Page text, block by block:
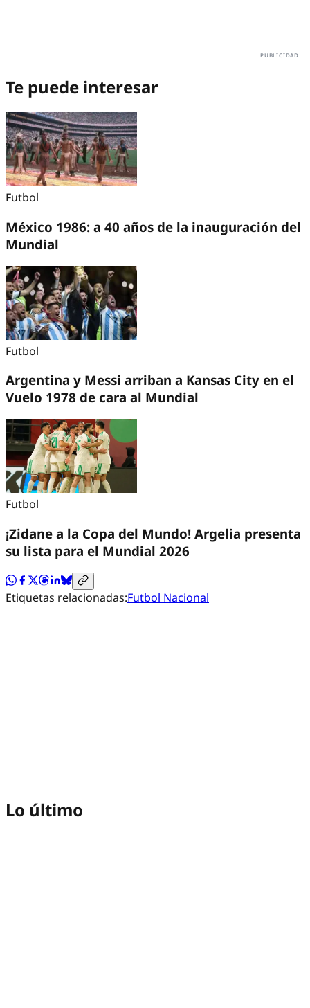
Te puede interesar
Futbol
México 1986: a 40 años de la inauguración del
Mundial
Futbol
Argentina y Messi arriban a Kansas City en el
Vuelo 1978 de cara al Mundial
Futbol
¡Zidane a la Copa del Mundo! Argelia presenta
su lista para el Mundial 2026
Etiquetas relacionadas:Futbol Nacional
Lo último